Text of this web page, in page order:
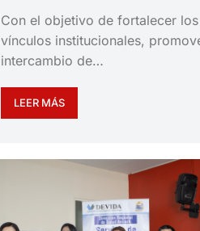
Con el objetivo de fortalecer los
vínculos institucionales,
intercambio de…
LEER MÁS